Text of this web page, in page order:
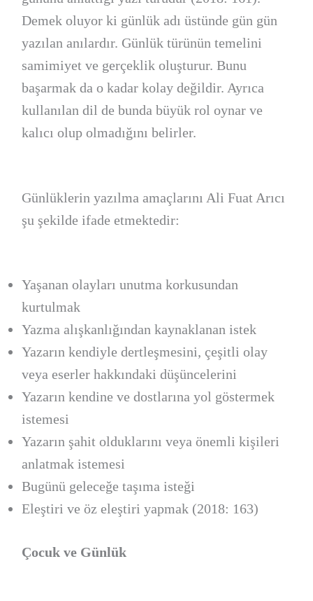
Demek oluyor ki günlük adı üstünde gün gün
yazılan anılardır. Günlük türünün temelini
samimiyet ve gerçeklik oluşturur. Bunu
başarmak da o kadar kolay değildir. Ayrıca
kullanılan dil de bunda büyük rol oynar ve
kalıcı olup olmadığını belirler.
Günlüklerin yazılma amaçlarını Ali Fuat Arıcı
şu şekilde ifade etmektedir:
Yaşanan olayları unutma korkusundan
kurtulmak
Yazma alışkanlığından kaynaklanan istek
Yazarın kendiyle dertleşmesini, çeşitli olay
veya eserler hakkındaki düşüncelerini
Yazarın kendine ve dostlarına yol göstermek
istemesi
Yazarın şahit olduklarını veya önemli kişileri
anlatmak istemesi
Bugünü geleceğe taşıma isteği
Eleştiri ve öz eleştiri yapmak (2018: 163)
Çocuk ve Günlük